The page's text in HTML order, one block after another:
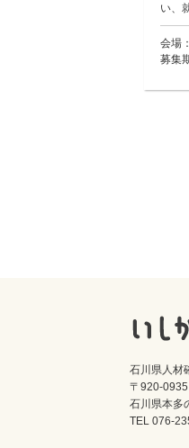
い、
会場
募集
石川県人材
〒920-
石川県本多
TEL 076-